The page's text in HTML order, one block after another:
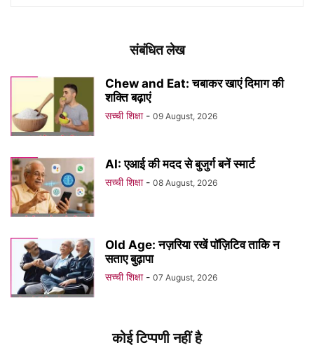
संबंधित लेख
Chew and Eat: चबाकर खाएं दिमाग की
शक्ति बढ़ाएं
सच्ची शिक्षा - 09 August, 2026
AI: एआई की मदद से बुजुर्ग बनें स्मार्ट
सच्ची शिक्षा - 08 August, 2026
Old Age: नज़रिया रखें पॉज़िटिव ताकि न
सताए बुढ़ापा
सच्ची शिक्षा - 07 August, 2026
कोई टिप्पणी नहीं है